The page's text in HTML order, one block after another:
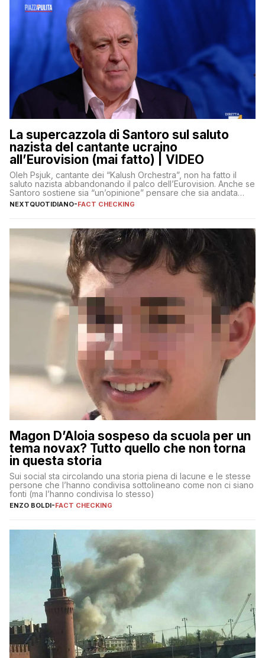
La supercazzola di Santoro sul saluto
nazista del cantante ucraino
all’Eurovision (mai fatto) | VIDEO
Oleh Psjuk, cantante dei “Kalush Orchestra”, non ha fatto il
saluto nazista abbandonando il palco dell’Eurovision. Anche se
Santoro sostiene sia “un’opinione” pensare che sia andata
così
NEXTQUOTIDIANO-FACT CHECKING
Magon D’Aloia sospeso da scuola per un
tema novax? Tutto quello che non torna
in questa storia
Sui social sta circolando una storia piena di lacune e le stesse
persone che l’hanno condivisa sottolineano come non ci siano
fonti (ma l’hanno condivisa lo stesso)
ENZO BOLDI-FACT CHECKING